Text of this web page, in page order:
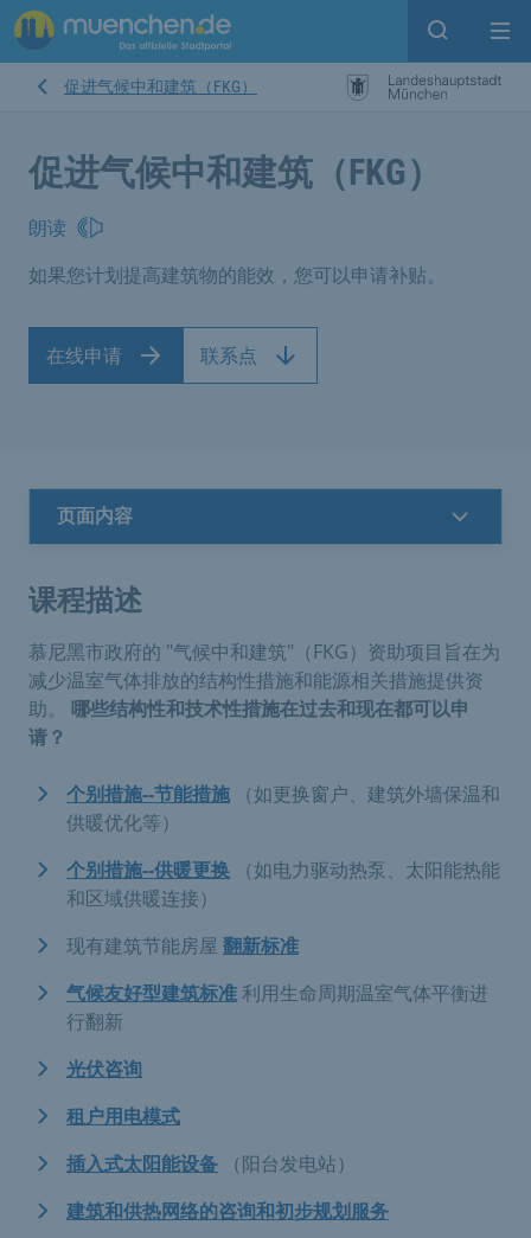
Open
促进气候中和建筑（FKG）
促进气候中和建筑（FKG）
朗读
如果您计划提高建筑物的能效，您可以申请补贴。
在线申请 联系点
页面内容
课程描述
慕尼黑市政府的 "气候中和建筑"（FKG）资助项目旨在为
减少温室气体排放的结构性措施和能源相关措施提供资
助。 哪些结构性和技术性措施在过去和现在都可以申
请？
个别措施--节能措施 （如更换窗户、建筑外墙保温和
供暖优化等）
个别措施--供暖更换 （如电力驱动热泵、太阳能热能
和区域供暖连接）
现有建筑节能房屋 翻新标准
气候友好型建筑标准利用生命周期温室气体平衡进
行翻新
光伏咨询
租户用电模式
插入式太阳能设备 （阳台发电站）
建筑和供热网络的咨询和初步规划服务